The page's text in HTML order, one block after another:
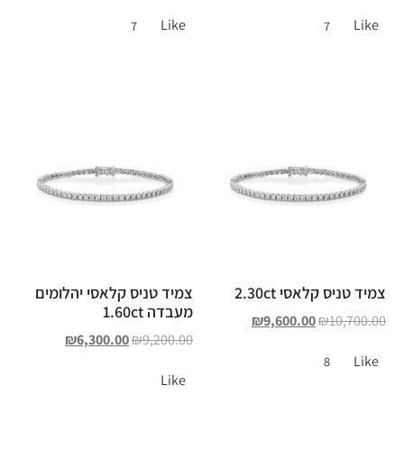
Like
7
Like
7
צמיד טניס קלאסי 2.30ct
₪10,700.00
₪9,600.00
Like
8
צמיד טניס קלאסי יהלומים
מעבדה 1.60ct
₪9,200.00
₪6,300.00
Like